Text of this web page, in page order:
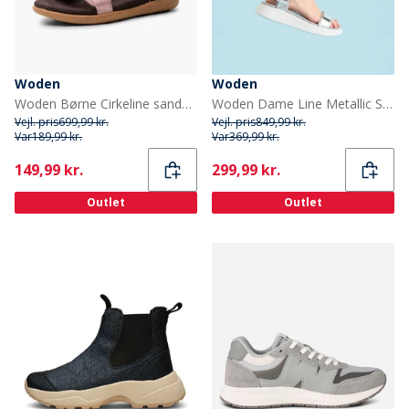
Woden
Woden Børne Cirkeline sandaler 516 Zephyr
Vejl. pris699,99 kr.
Var189,99 kr.
Current
149,99 kr.
Outlet
Woden
Woden Dame Line Metallic Sandaler 039 Sølv
Vejl. pris849,99 kr.
Var369,99 kr.
Current
299,99 kr.
Outlet